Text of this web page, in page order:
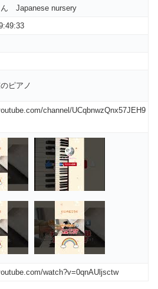
ん Japanese nursery
ピアノ
channel/UCqbnwzQnx57JEH9
watch?v=0qnAUljsctw